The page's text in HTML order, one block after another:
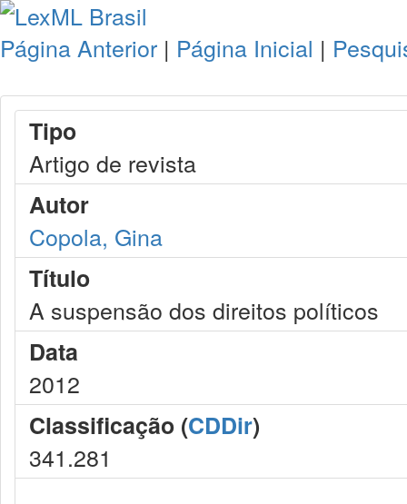
Página Anterior | Página Inicial |
Tipo
Artigo de revista
Autor
Copola, Gina
Título
A suspensão dos direitos políticos
Data
2012
Classificação (CDDir)
341.281